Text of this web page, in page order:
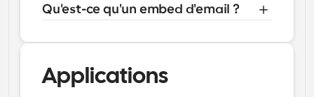
Qu'est-ce qu'un embed d'email ?
Applications